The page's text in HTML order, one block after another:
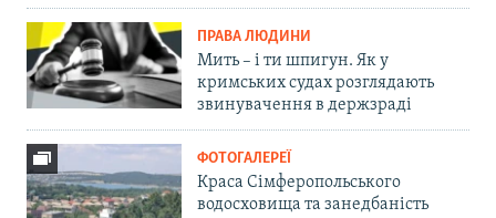
ПРАВА ЛЮДИНИ
Мить – і ти шпигун. Як у
кримських судах розглядають
звинувачення в держзраді
ФОТОГАЛЕРЕЇ
Краса Сімферопольського
водосховища та занедбаність